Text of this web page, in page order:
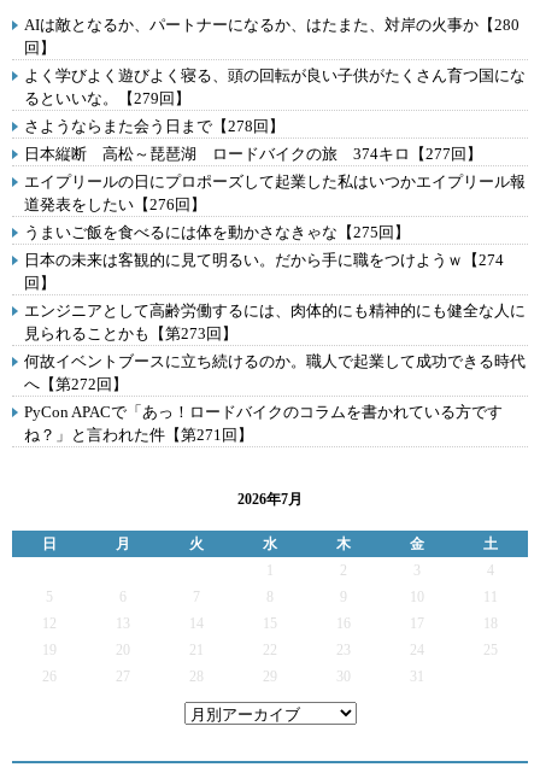
AIは敵となるか、パートナーになるか、はたまた、対岸の火事か【280
回】
よく学びよく遊びよく寝る、頭の回転が良い子供がたくさん育つ国にな
るといいな。【279回】
さようならまた会う日まで【278回】
日本縦断 高松～琵琶湖 ロードバイクの旅 374キロ【277回】
エイプリールの日にプロポーズして起業した私はいつかエイプリール報
道発表をしたい【276回】
うまいご飯を食べるには体を動かさなきゃな【275回】
日本の未来は客観的に見て明るい。だから手に職をつけようｗ【274
回】
エンジニアとして高齢労働するには、肉体的にも精神的にも健全な人に
見られることかも【第273回】
何故イベントブースに立ち続けるのか。職人で起業して成功できる時代
へ【第272回】
PyCon APACで「あっ！ロードバイクのコラムを書かれている方です
ね？」と言われた件【第271回】
2026年7月
日 月 火 水 木 金
土
2 3
4
5
6 7 9
12
13 14 15 16 17
19
20 21 22 23 24
25
26
27 28 29 30 31